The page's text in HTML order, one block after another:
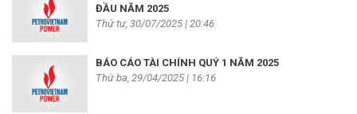
ĐẦU NĂM 2025
Thứ tư, 30/07/2025 | 20:46
BÁO CÁO TÀI CHÍNH QUÝ 1 NĂM 2025
Thứ ba, 29/04/2025 | 16:16